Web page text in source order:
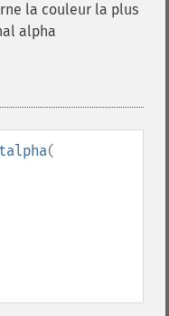
la couleur la plus
alpha
(